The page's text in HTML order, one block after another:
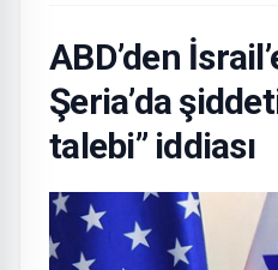
ABD’den
Şeria’da
talebi” iddiası